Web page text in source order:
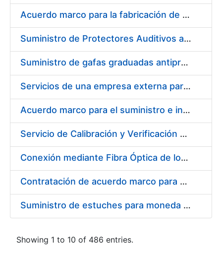
Show/Hide
Acuerdo marco para la fabricación de piezas
Suministro de Protectores Auditivos a medida para las personas trabajadoras de los Centros de Trabajo de Madrid y Burgos
Suministro de gafas graduadas antiproyecciones para los trabajadores de la FNMT-RCM en los centros de trabajo de Madrid y Burgos
Servicios de una empresa externa para el asesoramiento y resolución de los recursos de alzada que se presentan relacionados con procesos de selección para la FNMT-RCM
Acuerdo marco para el suministro e instalación de persianas, estores y otros complementos
Servicio de Calibración y Verificación Externa de los Equipos de Medición del Servicio de Prevención de la FNMT-RCM
Conexión mediante Fibra Óptica de los Centros de Proceso de Datos (CPDs) de las sedes de la FNMT-RCM de Burgos y Madrid
Contratación de acuerdo marco para el Suministro de Material de Electricidad para la Fábrica Nacional de Moneda y Timbre-Real Casa de la Moneda en su centro de trabajo de Burgos
Suministro de estuches para moneda de 30 €
Showing 1 to 10 of 486 entries.